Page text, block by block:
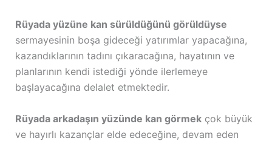
Rüyada yüzüne kan sürüldüğünü görüldüyse
sermayesinin boşa gideceği yatırımlar yapacağına,
kazandıklarının tadını çıkaracağına, hayatının ve
planlarının kendi istediği yönde ilerlemeye
başlayacağına delalet etmektedir.
Rüyada arkadaşın yüzünde kan görmekçok büyük
ve hayırlı kazançlar elde edeceğine, devam eden